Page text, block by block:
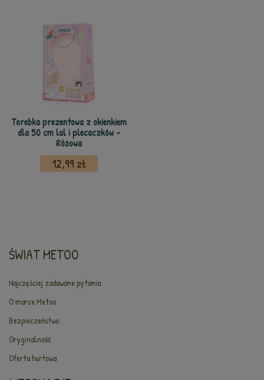
Torebka prezentowa z okienkiem
dla 50 cm lal i plecaczków -
Różowa
12,99 zł
ŚWIAT METOO
Najczęściej zadawane pytania
O marce Metoo
Bezpieczeństwo
Oryginalność
Oferta hurtowa